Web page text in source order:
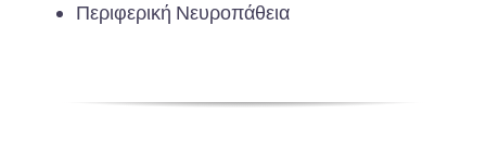
Περιφερική Νευροπάθεια